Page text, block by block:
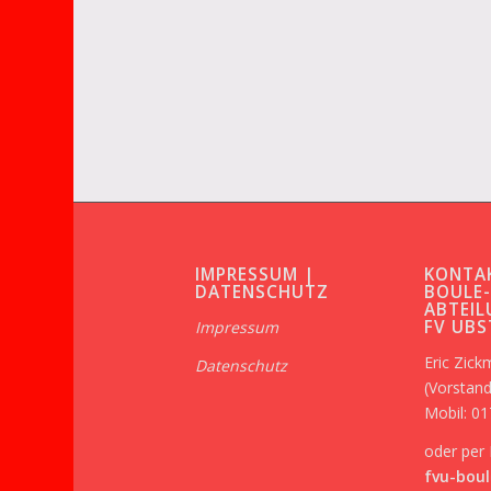
IMPRESSUM |
DATENSCHUTZ
Impressum
Datenschutz
BOULE-
FV
Eric
Mobil:
oder per
fvu-